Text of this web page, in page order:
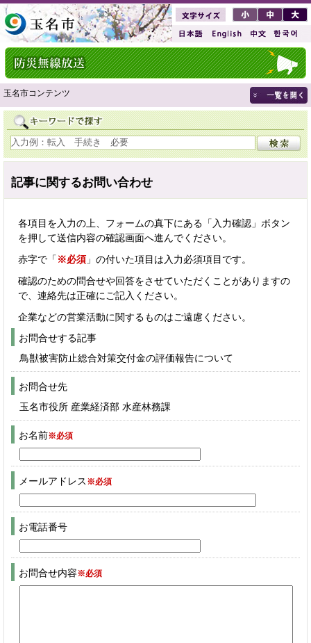
玉名市コンテンツ
記事に関するお問い合わせ
各項目を入力の上、フォームの真下にある「入力確認」ボタン
を押して送信内容の確認画面へ進んでください。
赤字で「 ※必須 」の付いた項目は入力必須項目です。
確認のための問合せや回答をさせていただくことがありますの
で、連絡先は正確にご記入ください。
企業などの営業活動に関するものはご遠慮ください。
お問合せする記事
鳥獣被害防止総合対策交付金の評価報告について
お問合せ先
玉名市役所 産業経済部 水産林務課
お名前※必須
メールアドレス ※必須
お電話番号
お問合せ内容※必須